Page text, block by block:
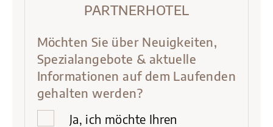
PARTNERHOTEL
Möchten Sie über Neuigkeiten,
Spezialangebote & aktuelle
Informationen auf dem Laufenden
gehalten werden?
Ja, ich möchte Ihren